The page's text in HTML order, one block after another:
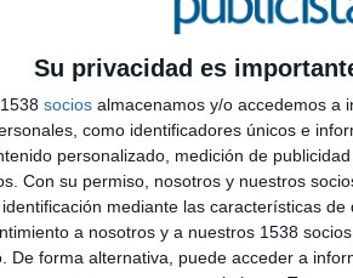
Su privacidad es
socios almacenamos y/o accedemos a
como identificadores únicos e
personalizado, medición de
Con su permiso, nosotros y nuestros
mediante las características
a nosotros y a nuestros 1538
De forma alternativa, puede acceder a
El cocinero asturiano afincado en
sea requerido, está desde el
y Ucrania, sirviendo comida a
los que iba a preparar en Madrid,
final de la comida impagable
en una videoconferencia conjunta
cartas con guiños a productos